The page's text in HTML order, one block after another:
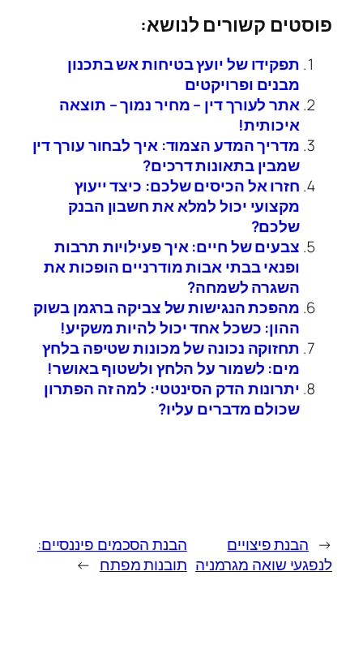
פוסטים קשורים לנושא:
תפקידו של יועץ בטיחות אש בתכנון
מבנים ופרויקטים
אתר לעורך דין – מחיר נמוך – תוצאה
איכותית!
מדריך המדע הצמוד: איך לבחור עורך דין
שמבין בתאונות דרכים?
חזרו אל הכיסים שלכם: כיצד ייעוץ
מקצועי יכול למלא את חשבון הבנק
שלכם?
צבעים של חיים: איך פעילויות תרבות
ופנאי בבתי אבות מודרניים הופכות את
השגרה לשמחה?
מהפכת הנגישות של צביקה ברגמן בשוק
ההון: כשכל אחד יכול להיות משקיע!
תחזוקה נכונה של מכונות שטיפה בלחץ
מים: לשמור על הלחץ ולשטוף באושר!
יתרונות הדק הסינטטי: למה זה הפתרון
שכולם מדברים עליו?
← הבנת פיצויים
לנפגעי שואה מגרמניה
הבנת הסכמים פיננסיים:
תובנות מפתח →